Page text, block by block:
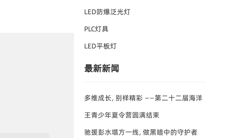
LED防爆泛光灯
PLC灯具
LED平板灯
最新新闻
多维成长，别样精彩 ——第二十二届海洋
王青少年夏令营圆满结束
驰援彭水塌方一线，做黑暗中的守护者